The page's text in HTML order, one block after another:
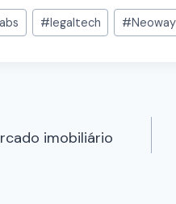
#legaltech #Neoway
imobiliário